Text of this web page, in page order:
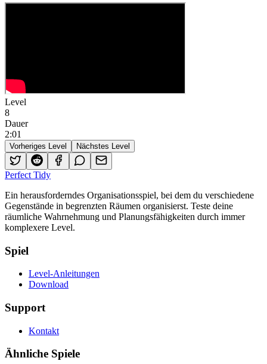
Level
8
Dauer
2:01
Vorheriges Level Nächstes Level
Perfect Tidy
Ein herausforderndes Organisationsspiel, bei dem du verschiedene
Gegenstände in begrenzten Räumen organisierst. Teste deine
räumliche Wahrnehmung und Planungsfähigkeiten durch immer
komplexere Level.
Spiel
Level-Anleitungen
Download
Support
Kontakt
Ähnliche Spiele